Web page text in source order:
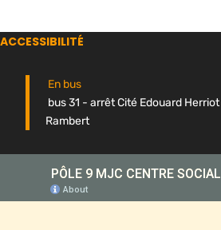
ACCESSIBILITÉ
En bus
bus 31 - arrêt Cité Edouard Herriot
Rambert